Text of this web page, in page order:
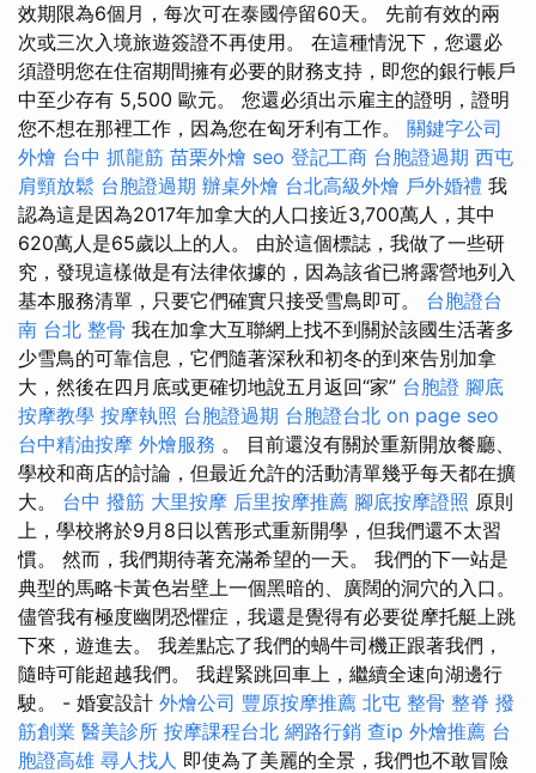
效期限為6個月，每次可在泰國停留60天。 先前有效的兩
次或三次入境旅遊簽證不再使用。 在這種情況下，您還必
須證明您在住宿期間擁有必要的財務支持，即您的銀行帳戶
中至少存有 5,500 歐元。 您還必須出示雇主的證明，證明
您不想在那裡工作，因為您在匈牙利有工作。 關鍵字公司
外燴 台中 抓龍筋 苗栗外燴 seo 登記工商 台胞證過期 西屯
肩頸放鬆 台胞證過期 辦桌外燴 台北高級外燴 戶外婚禮 我
認為這是因為2017年加拿大的人口接近3,700萬人，其中
620萬人是65歲以上的人。 由於這個標誌，我做了一些研
究，發現這樣做是有法律依據的，因為該省已將露營地列入
基本服務清單，只要它們確實只接受雪鳥即可。 台胞證台
南 台北 整骨 我在加拿大互聯網上找不到關於該國生活著多
少雪鳥的可靠信息，它們隨著深秋和初冬的到來告別加拿
大，然後在四月底或更確切地說五月返回“家” 台胞證 腳底
按摩教學 按摩執照 台胞證過期 台胞證台北 on page seo
台中精油按摩 外燴服務 。 目前還沒有關於重新開放餐廳、
學校和商店的討論，但最近允許的活動清單幾乎每天都在擴
大。 台中 撥筋 大里按摩 后里按摩推薦 腳底按摩證照 原則
上，學校將於9月8日以舊形式重新開學，但我們還不太習
慣。 然而，我們期待著充滿希望的一天。 我們的下一站是
典型的馬略卡黃色岩壁上一個黑暗的、廣闊的洞穴的入口。
儘管我有極度幽閉恐懼症，我還是覺得有必要從摩托艇上跳
下來，遊進去。 我差點忘了我們的蝸牛司機正跟著我們，
隨時可能超越我們。 我趕緊跳回車上，繼續全速向湖邊行
駛。 - 婚宴設計 外燴公司 豐原按摩推薦 北屯 整骨 整脊 撥
筋創業 醫美診所 按摩課程台北 網路行銷 查ip 外燴推薦 台
胞證高雄 尋人找人 即使為了美麗的全景，我們也不敢冒險